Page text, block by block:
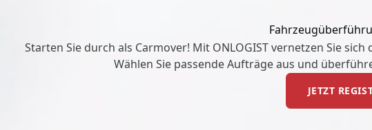
Starten Sie durch als Carmover! Mit ONLOGIST vernetzen Sie
Wählen Sie passende Aufträge aus und
JETZT